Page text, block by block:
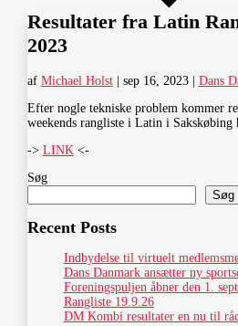
Resultater fra Latin
2023
af Michael Holst| sep 16, 2023| Dans
Efter nogle tekniske problem kommer
weekends rangliste i Latin i Sakskøbing
-> LINK <-
Søg
Søg
Recent Posts
Indbydelse til virtuelt
Dans Danmark ansætter ny
Foreningspuljen åbner den 1.
Rangliste 19.9.26
DM Kombi resultater en nu til